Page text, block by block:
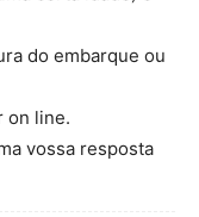
do embarque ou
on line.
vossa resposta